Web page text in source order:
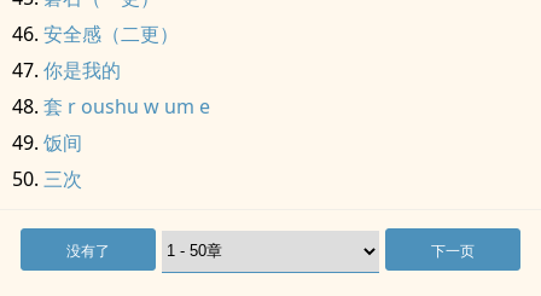
安全感（二更）
你是我的
套 r oushu w um e
饭间
三次
没有了 下一页